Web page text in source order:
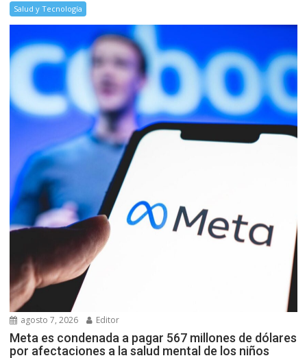
Salud y Tecnología
agosto 7, 2026 Editor
Meta es condenada a pagar 567 millones de dólares
por afectaciones a la salud mental de los niños